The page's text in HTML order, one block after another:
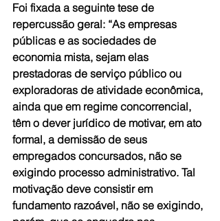
Foi fixada a seguinte tese de
repercussão geral: “As empresas
públicas e as sociedades de
economia mista, sejam elas
prestadoras de serviço público ou
exploradoras de atividade econômica,
ainda que em regime concorrencial,
têm o dever jurídico de motivar, em ato
formal, a demissão de seus
empregados concursados, não se
exigindo processo administrativo. Tal
motivação deve consistir em
fundamento razoável, não se exigindo,